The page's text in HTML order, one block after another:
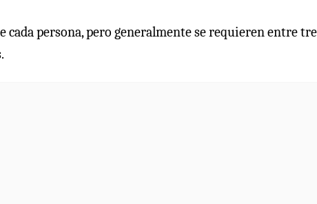
persona, pero generalmente se requieren entre